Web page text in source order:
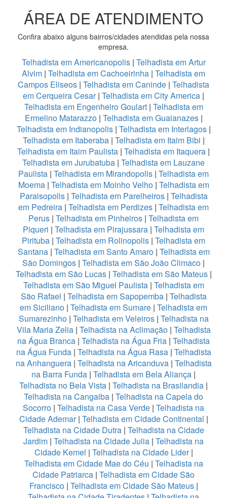
ÁREA DE ATENDIMENTO
Confira abaixo alguns bairros/cidades atendidas pela nossa
empresa.
Telhadista em Americanopolis | Telhadista em Artur
Alvim | Telhadista em Cachoeirinha | Telhadista em
Campos Eliseos | Telhadista em Caninde | Telhadista
em Cerqueira Cesar| Telhadista em City America |
Telhadista em Engenheiro Goulart | Telhadista em
Ermelino Matarazzo | Telhadista em Guaianazes|
Telhadista em Indianopolis| Telhadista em Interlagos|
Telhadista em Itaberaba| Telhadista em Itaim Bibi |
Telhadista em Itaim Paulista | Telhadista em Itaquera |
Telhadista em Jurubatuba | Telhadista em Lauzane
Paulista | Telhadista em Mirandopolis | Telhadista em
Moema| Telhadista em Moinho Velho | Telhadista em
Paraisopolis| Telhadista em Parelheiros| Telhadista
em Pedreira | Telhadista em Perdizes | Telhadista em
Perus | Telhadista em Pinheiros | Telhadista em
Piqueri | Telhadista em Pirajussara | Telhadista em
Pirituba | Telhadista em Rolinopolis | Telhadista em
Santana| Telhadista em Santo Amaro| Telhadista em
São Domingos | Telhadista em São João Climaco |
Telhadista em São Lucas| Telhadista em São Mateus |
Telhadista em São Miguel Paulista| Telhadista em
São Rafael | Telhadista em Sapopemba | Telhadista
em Siciliano | Telhadista em Sumare | Telhadista em
Sumarezinho| Telhadista em Veleiros| Telhadista na
Vila Maria Zelia| Telhadista na Aclimação| Telhadista
na Água Branca | Telhadista na Água Fria | Telhadista
na Água Funda| Telhadista na Água Rasa | Telhadista
na Anhanguera| Telhadista na Aricanduva| Telhadista
na Barra Funda | Telhadista em Bela Aliança |
Telhadista no Bela Vista | Telhadista na Brasilandia |
Telhadista na Cangaiba | Telhadista na Capela do
Socorro | Telhadista na Casa Verde | Telhadista na
Cidade Ademar| Telhadista em Cidade Continental |
Telhadista na Cidade Dutra | Telhadista na Cidade
Jardim | Telhadista na Cidade Julia | Telhadista na
Cidade Kemel | Telhadista na Cidade Lider|
Telhadista em Cidade Mae do Céu | Telhadista na
Cidade Patriarca | Telhadista em Cidade São
Francisco | Telhadista em Cidade São Mateus|